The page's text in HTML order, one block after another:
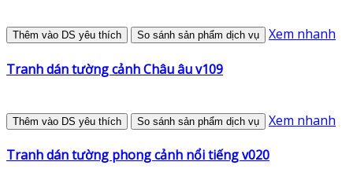
Thêm vào DS yêu thích So sánh sản phẩm dịch vụ Xem nhanh
Tranh dán tường cảnh Châu âu v109
Thêm vào DS yêu thích So sánh sản phẩm dịch vụ Xem nhanh
Tranh dán tường phong cảnh nổi tiếng v020